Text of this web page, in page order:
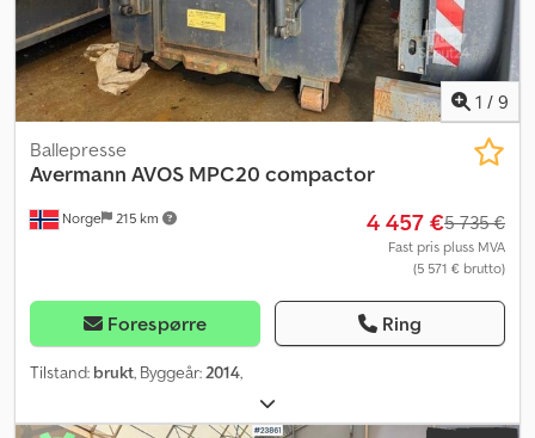
1 / 9
Norge 215 km
Ballepresse
Avermann AVOS MPC20 compactor
4 457 €5 735 €
Fast pris pluss MVA
(5 571 € brutto)
Forespørre Ring
Tilstand: brukt, Byggeår:2014,